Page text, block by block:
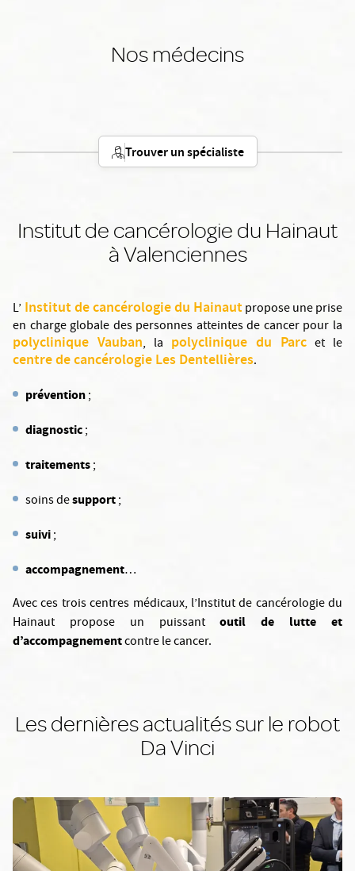
Nos médecins
Trouver un spécialiste
Institut de cancérologie du Hainaut
à Valenciennes
L’ Institut de cancérologie du Hainautpropose une prise
en charge globale des personnes atteintes de cancer pour la
polyclinique Vauban, la polyclinique du Parc et le
centre de cancérologie Les Dentellières.
prévention;
diagnostic;
traitements;
soins desupport;
suivi;
accompagnement…
Avec ces trois centres médicaux, l’Institut de cancérologie du
Hainaut propose un puissantoutil de lutte et
d’accompagnementcontre le cancer.
Les dernières actualités sur le robot
Da Vinci
En savoir plus: Innovation chirurgicale : découverte de la